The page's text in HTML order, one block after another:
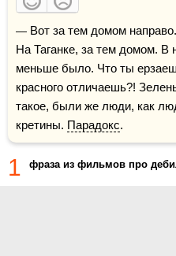
— Вот за тем домом направо.   — За тем домом! Это театр
На Таганке, за тем домом.
меньше было. Что ты
красного отличаешь?!
такое, были же люди, как
кретины. Парадокс.
1 фраза из фильмов про